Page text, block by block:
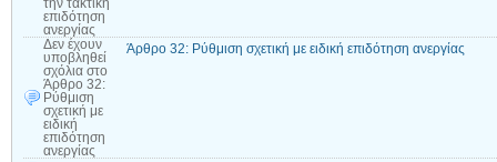
την τακτική
επιδότηση
ανεργίας
Δεν έχουν
υποβληθεί
σχόλια στο
Άρθρο 32:
Ρύθμιση
σχετική με
ειδική
επιδότηση
ανεργίας
Άρθρο 32: Ρύθμιση σχετική με ειδική επιδότηση ανεργίας